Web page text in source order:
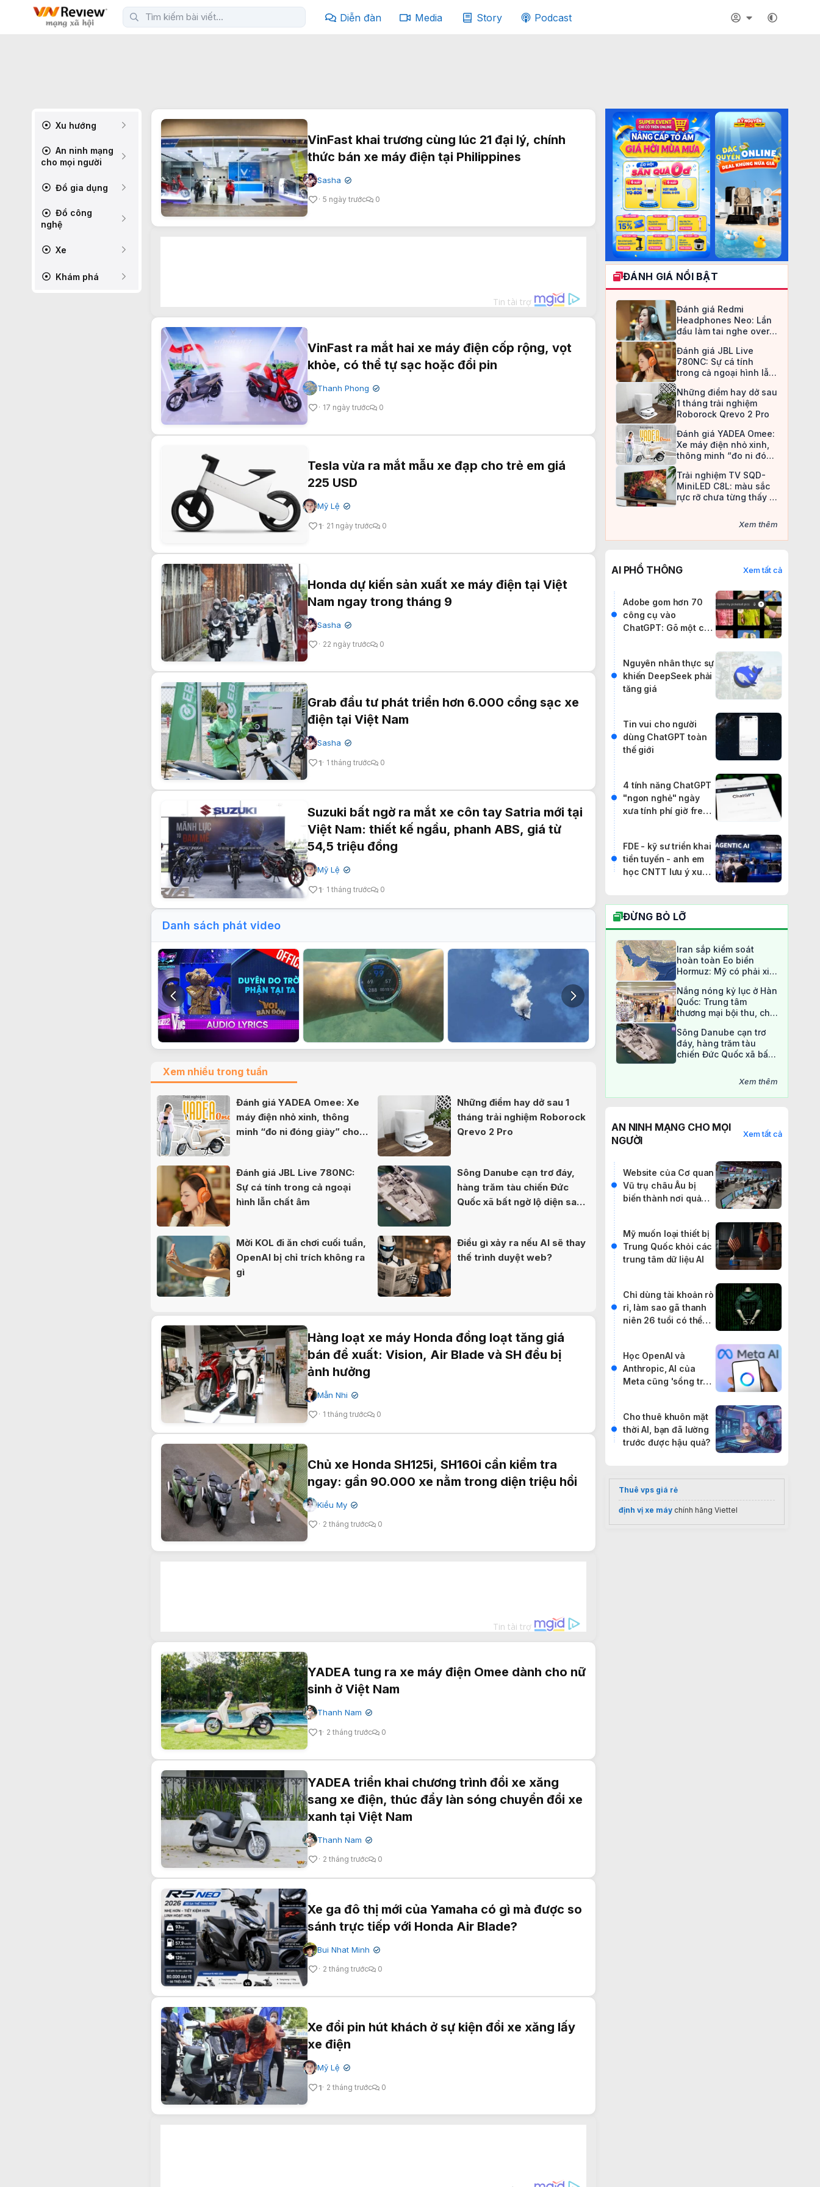
Diễn đàn Media Story Podcast
Xu hướng
An ninh mạng
cho mọi người
Đồ gia dụng
Đồ công
nghệ
Xe
Khám phá
VinFast khai trương cùng lúc 21 đại lý, chính
thức bán xe máy điện tại Philippines
Sasha ✔
5 ngày trước 0
VinFast ra mắt hai xe máy điện cốp rộng, vọt
khỏe, có thể tự sạc hoặc đổi pin
Thanh Phong ✔
17 ngày trước 0
Tesla vừa ra mắt mẫu xe đạp cho trẻ em giá
225 USD
Mỹ Lệ ✔
1 21 ngày trước 0
Honda dự kiến sản xuất xe máy điện tại Việt
Nam ngay trong tháng 9
Sasha ✔
22 ngày trước 0
Grab đầu tư phát triển hơn 6.000 cổng sạc xe
điện tại Việt Nam
Sasha ✔
1 1 tháng trước 0
Suzuki bất ngờ ra mắt xe côn tay Satria mới tại
Việt Nam: thiết kế ngầu, phanh ABS, giá từ
54,5 triệu đồng
Mỹ Lệ ✔
1 1 tháng trước 0
Danh sách phát video
Xem nhiều trong tuần
Đánh giá YADEA Omee: Xe
máy điện nhỏ xinh, thông
minh “đo ni đóng giày” cho
Những điểm hay dở sau 1
tháng trải nghiệm Roborock
Qrevo 2 Pro
Đánh giá JBL Live 780NC:
Sự cá tính trong cả ngoại
hình lẫn chất âm
Sông Danube cạn trơ đáy,
hàng trăm tàu chiến Đức
Quốc xã bất ngờ lộ diện sau
Mời KOL đi ăn chơi cuối tuần,
OpenAI bị chỉ trích không ra
gì
Điều gì xảy ra nếu AI sẽ thay
thế trình duyệt web?
Hàng loạt xe máy Honda đồng loạt tăng giá
bán đề xuất: Vision, Air Blade và SH đều bị
ảnh hưởng
Mẫn Nhi ✔
1 tháng trước 0
Chủ xe Honda SH125i, SH160i cần kiểm tra
ngay: gần 90.000 xe nằm trong diện triệu hồi
Kiều My ✔
2 tháng trước 0
YADEA tung ra xe máy điện Omee dành cho nữ
sinh ở Việt Nam
Thanh Nam ✔
1 2 tháng trước 0
YADEA triển khai chương trình đổi xe xăng
sang xe điện, thúc đẩy làn sóng chuyển đổi xe
xanh tại Việt Nam
Thanh Nam ✔
2 tháng trước 0
Xe ga đô thị mới của Yamaha có gì mà được so
sánh trực tiếp với Honda Air Blade?
Bui Nhat Minh ✔
2 tháng trước 0
Xe đổi pin hút khách ở sự kiện đổi xe xăng lấy
xe điện
Mỹ Lệ ✔
1 2 tháng trước 0
ĐÁNH GIÁ NỔI BẬT
Đánh giá Redmi
Headphones Neo: Lần
đầu làm tai nghe over-
an toàn
Đánh giá JBL Live
780NC: Sự cá tính
trong cả ngoại hình lẫn
Những điểm hay dở sau
1 tháng trải nghiệm
Roborock Qrevo 2 Pro
Đánh giá YADEA Omee:
Xe máy điện nhỏ xinh,
thông minh “đo ni đóng
Trải nghiệm TV SQD-
MiniLED C8L: màu sắc
rực rỡ chưa từng thấy ở
Xem thêm
AI PHỔ THÔNG Xem tất cả
Adobe gom hơn 70
công cụ vào
ChatGPT: Gõ một câu
Premiere
Nguyên nhân thực sự
khiến DeepSeek phải
tăng giá
Tin vui cho người
dùng ChatGPT toàn
thế giới
4 tính năng ChatGPT
"ngon nghẻ" ngày
xưa tính phí giờ free
FDE - kỹ sư triển khai
tiền tuyến - anh em
học CNTT lưu ý xu
ĐỪNG BỎ LỠ
Iran sắp kiểm soát
hoàn toàn Eo biển
Hormuz: Mỹ có phải xin
Nắng nóng kỷ lục ở Hàn
Quốc: Trung tâm
thương mại bội thu, chợ
Sông Danube cạn trơ
đáy, hàng trăm tàu
chiến Đức Quốc xã bất
Xem thêm
AN NINH MẠNG CHO MỌI
NGƯỜI
Xem tất cả
Website của Cơ quan
Vũ trụ châu Âu bị
biến thành nơi quảng
Mỹ muốn loại thiết bị
Trung Quốc khỏi các
trung tâm dữ liệu AI
Chỉ dùng tài khoản rò
rỉ, làm sao gã thanh
niên 26 tuổi có thể
Học OpenAI và
Anthropic, AI của
Meta cũng 'sổng trại'
Cho thuê khuôn mặt
thời AI, bạn đã lường
trước được hậu quả?
Thuê vps giá rẻ
định vị xe máy chính hãng Viettel